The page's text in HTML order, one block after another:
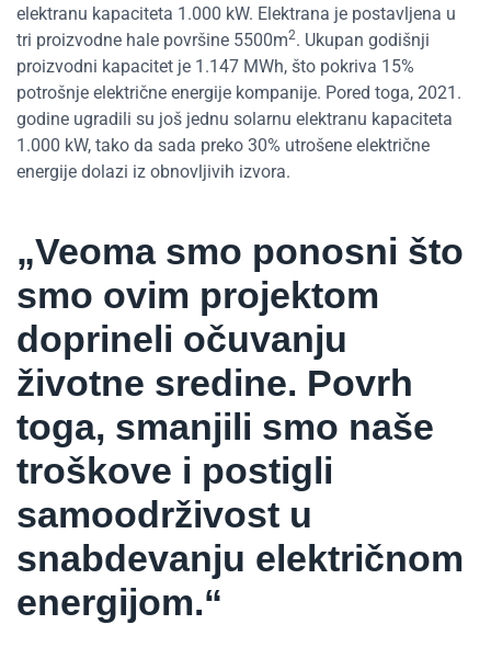
elektranu kapaciteta 1.000 kW. Elektrana je postavljena u
tri proizvodne hale površine 5500m2. Ukupan godišnji
proizvodni kapacitet je 1.147 MWh, što pokriva 15%
potrošnje električne energije kompanije. Pored toga, 2021.
godine ugradili su još jednu solarnu elektranu kapaciteta
1.000 kW, tako da sada preko 30% utrošene električne
energije dolazi iz obnovljivih izvora.
„Veoma smo ponosni što
smo ovim projektom
doprineli očuvanju
životne sredine. Povrh
toga, smanjili smo naše
troškove i postigli
samoodrživost u
snabdevanju električnom
energijom.“